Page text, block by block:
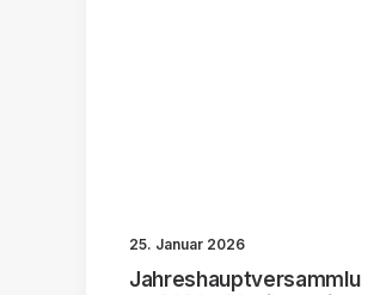
25. Januar 2026
Jahreshauptversammlu